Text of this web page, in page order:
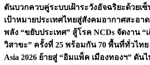
ดันบวกควบคู่ระบบเฝ้าระวังอัจฉริยะด้วยเ
เป้าหมายประเทศไทยสู่สังคมอากาศสะอา
พลัง “ขยับประเทศ” สู้โรค NCDs จัดงาน “
วิสาขะ” ครั้งที่ 25 พร้อมกัน 70 พื้นที่ทั่วไทย
Asia 2026 ย้ายสู่ “อิมแพ็ค เมืองทองฯ” ดัน